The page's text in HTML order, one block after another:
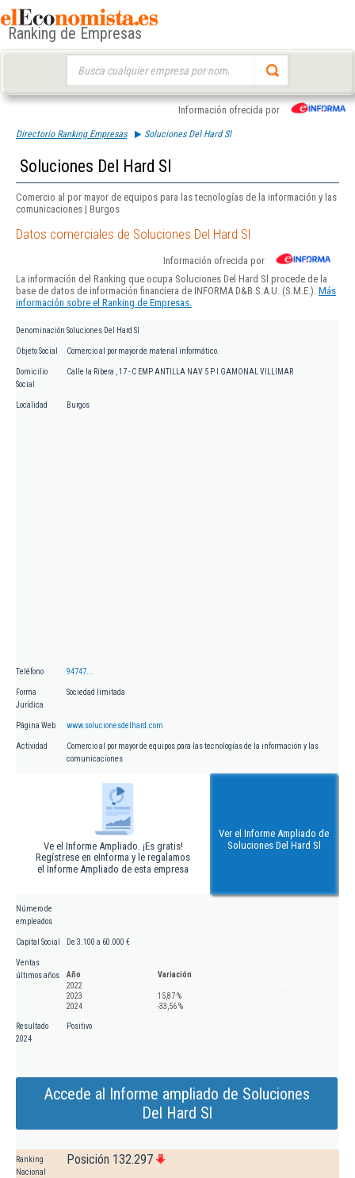
Ranking de Empresas
Información ofrecida por
Directorio Ranking Empresas Soluciones Del Hard Sl
Soluciones Del Hard Sl
Comercio al por mayor de equipos para las tecnologías de la información y las
comunicaciones | Burgos
Datos comerciales de Soluciones Del Hard Sl
Información ofrecida por
La información del Ranking que ocupa Soluciones Del Hard Sl procede de la
base de datos de información financiera de INFORMA D&B S.A.U. (S.M.E.). Más
información sobre el Ranking de Empresas.
Denominación Soluciones Del Hard Sl
Objeto Social Comercio al por mayor de material informático.
Domicilio
Social
Calle la Ribera , 17 - C EMP ANTILLA NAV 5 P I GAMONAL VILLIMAR
Localidad Burgos
Teléfono 94747...
Forma
Jurídica
Sociedad limitada
Página Web www.solucionesdelhard.com
Actividad
Comercio al por mayor de equipos para las tecnologías de la información y las
comunicaciones
Ve el Informe Ampliado. ¡Es gratis!
Regístrese en eInforma y le regalamos
el Informe Ampliado de esta empresa
Ver el Informe Ampliado de
Soluciones Del Hard Sl
Número de
empleados
Capital Social De 3.100 a 60.000 €
Ventas
últimos años
Año
Variación
2022
2023
15,87 %
2024
-33,56 %
Resultado
2024
Positivo
Accede al Informe ampliado de Soluciones
Del Hard Sl
Ranking
Nacional
Posición 132.297